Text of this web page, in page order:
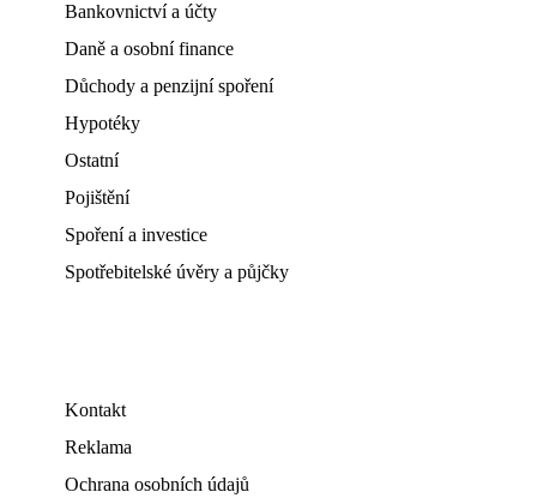
Bankovnictví a účty
Daně a osobní finance
Důchody a penzijní spoření
Hypotéky
Ostatní
Pojištění
Spoření a investice
Spotřebitelské úvěry a půjčky
Kontakt
Reklama
Ochrana osobních údajů